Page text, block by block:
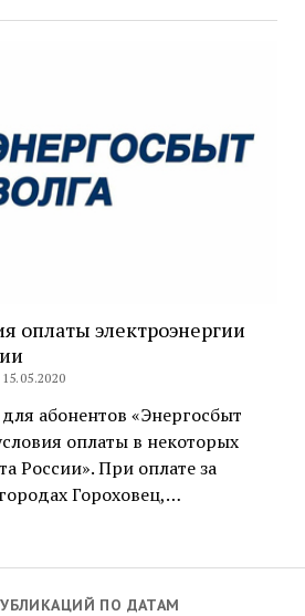
ПО ДАТАМ
оплаты электроэнергии
абонентов «Энергосбыт
оплаты в некоторых
России». При оплате за
Гороховец,…